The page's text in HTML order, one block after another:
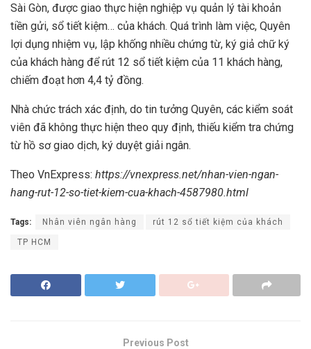
Sài Gòn, được giao thực hiện nghiệp vụ quản lý tài khoản
tiền gửi, sổ tiết kiệm… của khách. Quá trình làm việc, Quyên
lợi dụng nhiệm vụ, lập khống nhiều chứng từ, ký giả chữ ký
của khách hàng để rút 12 sổ tiết kiệm của 11 khách hàng,
chiếm đoạt hơn 4,4 tỷ đồng.
Nhà chức trách xác định, do tin tưởng Quyên, các kiểm soát
viên đã không thực hiện theo quy định, thiếu kiểm tra chứng
từ hồ sơ giao dịch, ký duyệt giải ngân.
Theo VnExpress: https://vnexpress.net/nhan-vien-ngan-
hang-rut-12-so-tiet-kiem-cua-khach-4587980.html
Tags: Nhân viên ngân hàng rút 12 sổ tiết kiệm của khách
TP HCM
Previous Post